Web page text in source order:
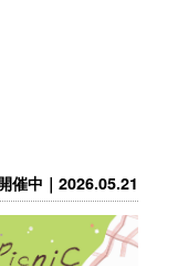
催中｜2026.05.21